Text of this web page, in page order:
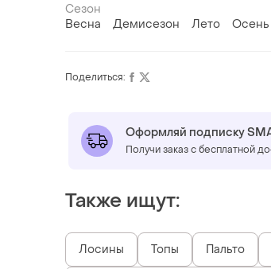
Сезон
Весна
Демисезон Лето Осень
Поделиться:
Оформляй подписку
Получи заказ с бесплатной
Также ищут:
Лосины Топы Пальто